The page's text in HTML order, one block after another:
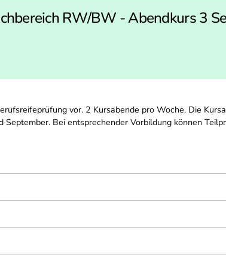
RW/BW - Abendkurs 3
vor. 2 Kursabende pro Woche. Die
September. Bei entsprechender Vorbildung können